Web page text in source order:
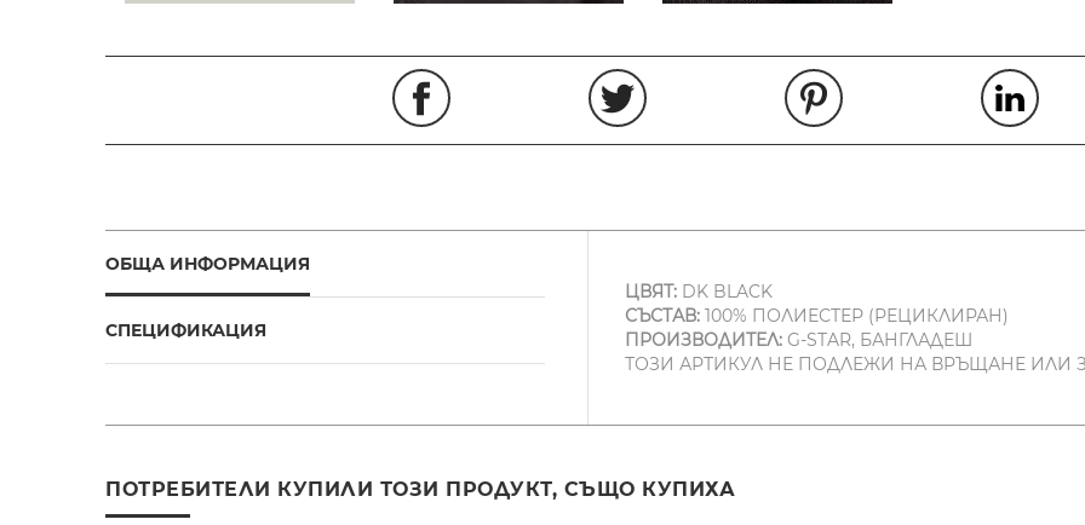
ОБЩА ИНФОРМАЦИЯ
СПЕЦИФИКАЦИЯ
ЦВЯТ:DK BLACK
СЪСТАВ:100% ПОЛИЕСТЕР (РЕЦИКЛИРАН)
ПРОИЗВОДИТЕЛ:G-STAR, БАНГЛАДЕШ
ТОЗИ АРТИКУЛ НЕ ПОДЛЕЖИ НА ВРЪЩАНЕ ИЛИ
ПОТРЕБИТЕЛИ КУПИЛИ ТОЗИ ПРОДУКТ, СЪЩО КУПИХА